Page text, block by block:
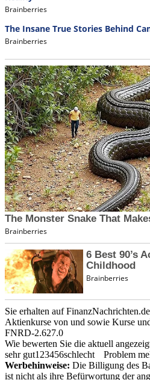
Sie erhalten auf
Aktienkurse von und sowie Kurse
FNRD-2.627.0
Wie bewerten Sie die aktuell
sehr gut1 23456schlecht
Problem
Werbehinweise: Die Billigung des
ist nicht als ihre Befürwortung der